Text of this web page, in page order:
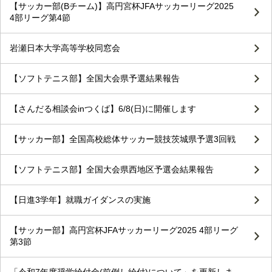
【サッカー部(Bチーム)】高円宮杯JFAサッカーリーグ2025
4部リーグ第4節
岩瀬日本大学高等学校同窓会
【ソフトテニス部】全国大会県予選結果報告
【さんだる相談会inつくば】6/8(日)に開催します
【サッカー部】全国高校総体サッカー競技茨城県予選3回戦
【ソフトテニス部】全国大会県西地区予選会結果報告
【日進3学年】就職ガイダンスの実施
【サッカー部】高円宮杯JFAサッカーリーグ2025 4部リーグ
第3節